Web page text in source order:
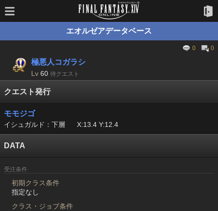
エオルゼアデータベース
0 0
極悪人コガラシ
Lv 60 侍クエスト
クエスト発行
モモジゴ
イシュガルド：下層 X:13.4 Y:12.4
DATA
受注条件
初期クラス条件
指定なし
クラス・ジョブ条件